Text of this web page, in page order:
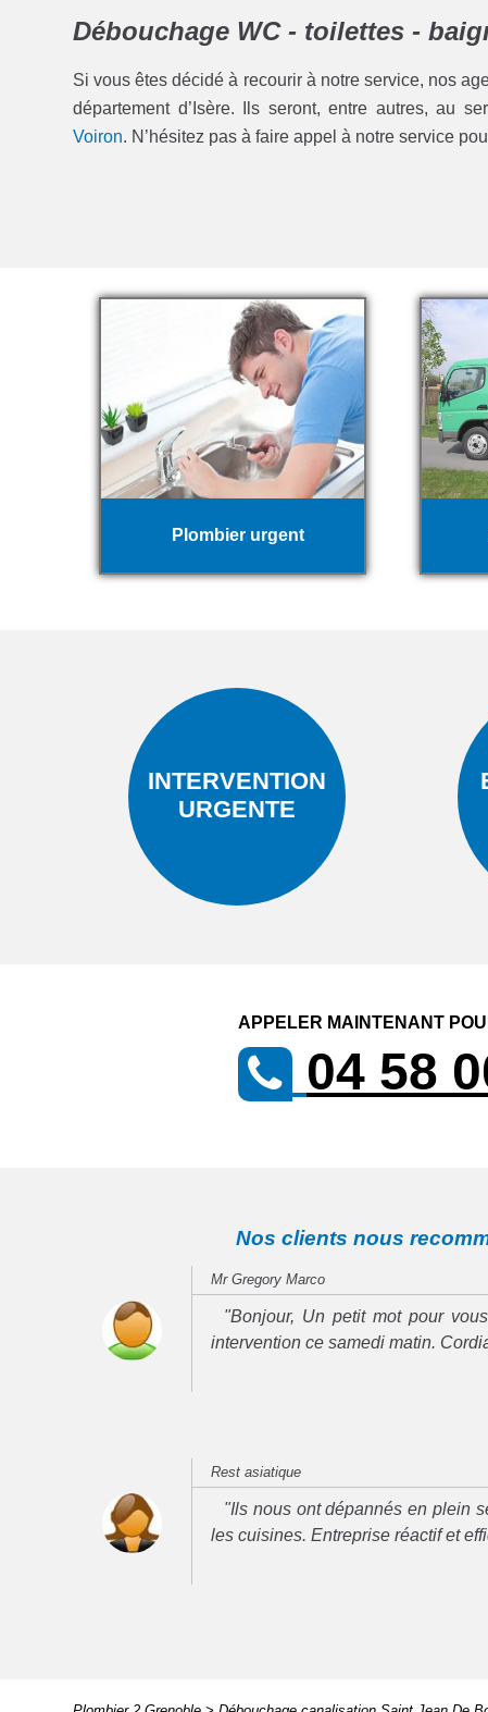
Débouchage WC - toilettes -
Si vous êtes décidé à recourir à notre service, nos
département d’Isère. Ils seront, entre autres, au
Voiron. N’hésitez pas à faire appel à notre service
Plombier urgent
INTERVENTION
URGENTE
APPELER MAINTENANT
04 58
Nos clients nous
Mr Gregory Marco
"Bonjour, Un petit mot pour
intervention ce samedi matin.
Rest asiatique
"Ils nous ont dépannés en plein
les cuisines. Entreprise réactif et